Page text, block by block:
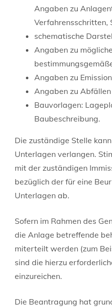
Angaben zu
Verfahrensschritten,
schematische
Angaben zu
Angaben zu
Angaben zu
Bauvorlagen:
Baubeschreibung.
Die zuständige Stelle
Unterlagen verlangen.
mit der zuständigen
bezüglich der für eine
Unterlagen ab.
Sofern im Rahmen des
die Anlage betreffende
miterteilt werden (zum
sind die hierzu
einzureichen.
Die Beantragung hat